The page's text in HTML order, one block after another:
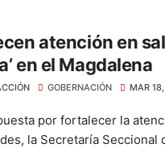
atención en
en el Magdalena
GOBERNACIÓN MAR
por fortalecer la
la Secretaría Seccional